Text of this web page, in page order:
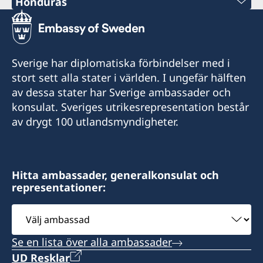
Telefon:
+504 22253898
E-post:
consuladodesuecia.tegucigalpa@gmail.com
Consulado Honorario de Suecia
Honduras
Måndag till fredag kl. 9:00 - 12:00
Honorärkonsul
Juliette Handal de Castillo
Sverige har diplomatiska förbindelser med i
stort sett alla stater i världen. I ungefär hälften
av dessa stater har Sverige ambassader och
konsulat. Sveriges utrikesrepresentation består
av drygt 100 utlandsmyndigheter.
Hitta ambassader, generalkonsulat och
representationer:
Välj
ambassad
Se en lista över alla ambassader
UD Resklar